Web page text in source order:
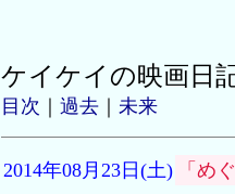
ケイケイの映画日
目次 過去 未来
2014年08月23日(土) 「め